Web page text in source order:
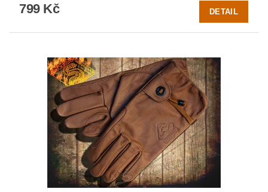
799 Kč DETAIL